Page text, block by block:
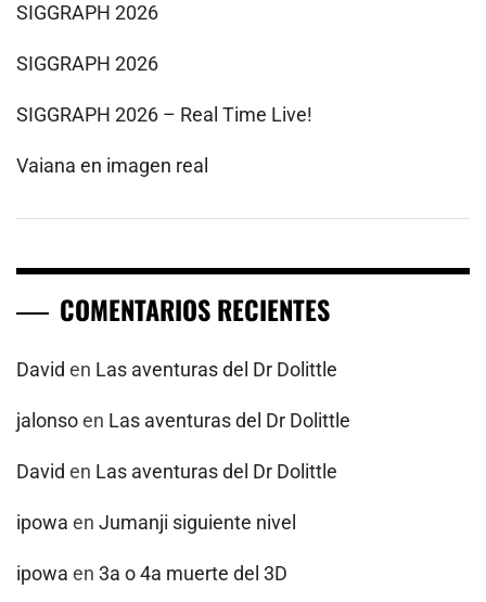
SIGGRAPH 2026
SIGGRAPH 2026
SIGGRAPH 2026 – Real Time Live!
Vaiana en imagen real
COMENTARIOS RECIENTES
David en Las aventuras del Dr Dolittle
jalonsoen Las aventuras del Dr Dolittle
David en Las aventuras del Dr Dolittle
ipowa en Jumanji siguiente nivel
ipowa en 3a o 4a muerte del 3D